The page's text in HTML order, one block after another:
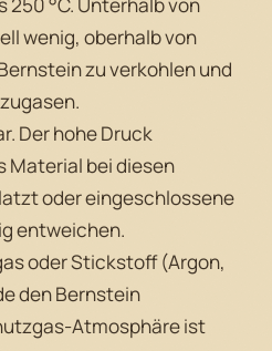
wenig, oberhalb von
zu verkohlen und
Der hohe Druck
Material bei diesen
oder eingeschlossene
entweichen.
oder Stickstoff (Argon,
den Bernstein
Atmosphäre ist